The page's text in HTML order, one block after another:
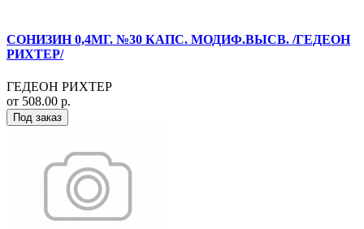
СОНИЗИН 0,4МГ. №30 КАПС. МОДИФ.ВЫСВ. /ГЕДЕОН
РИХТЕР/
ГЕДЕОН РИХТЕР
от 508.00 р.
Под заказ